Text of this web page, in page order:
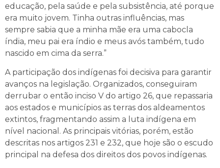
educação, pela saúde e pela subsistência, até porque
era muito jovem. Tinha outras influências, mas
sempre sabia que a minha mãe era uma cabocla
índia, meu pai era índio e meus avós também, tudo
nascido em cima da serra.”
A participação dos indígenas foi decisiva para garantir
avanços na legislação. Organizados, conseguiram
derrubar o então inciso V do artigo 26, que repassaria
aos estados e municípios as terras dos aldeamentos
extintos, fragmentando assim a luta indígena em
nível nacional. As principais vitórias, porém, estão
descritas nos artigos 231 e 232, que hoje são o escudo
principal na defesa dos direitos dos povos indígenas.